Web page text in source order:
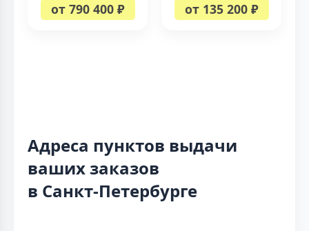
от 790 400 ₽ от 135 200 ₽
Адреса пунктов выдачи
ваших заказов
в Санкт-Петербурге